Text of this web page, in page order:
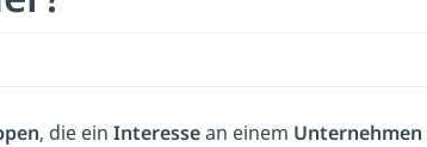
, die ein Interessean einem Unternehmen